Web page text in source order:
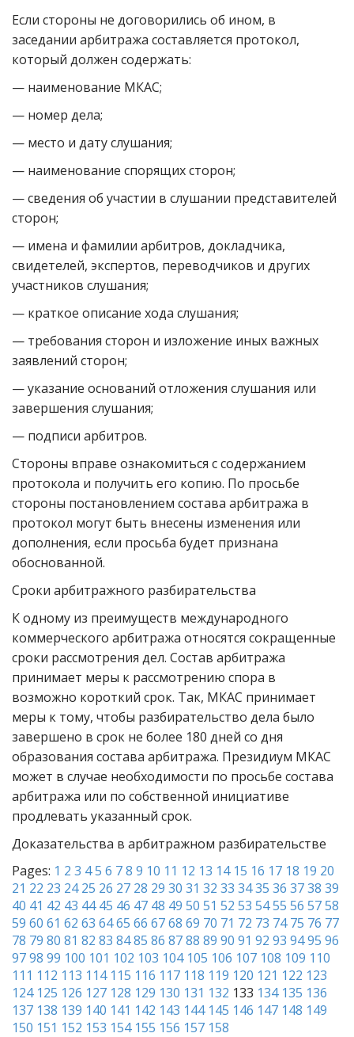
Если стороны не договорились об ином, в
заседании арбитража составляется протокол,
который должен содержать:
— наименование МКАС;
— номер дела;
— место и дату слушания;
— наименование спорящих сторон;
— сведения об участии в слушании представителей
сторон;
— имена и фамилии арбитров, докладчика,
свидетелей, экспертов, переводчиков и других
участников слушания;
— краткое описание хода слушания;
— требования сторон и изложение иных важных
заявлений сторон;
— указание оснований отложения слушания или
завершения слушания;
— подписи арбитров.
Стороны вправе ознакомиться с содержанием
протокола и получить его копию. По просьбе
стороны постановлением состава арбитража в
протокол могут быть внесены изменения или
дополнения, если просьба будет признана
обоснованной.
Сроки арбитражного разбирательства
К одному из преимуществ международного
коммерческого арбитража относятся сокращенные
сроки рассмотрения дел. Состав арбитража
принимает меры к рассмотрению спора в
возможно короткий срок. Так, МКАС принимает
меры к тому, чтобы разбирательство дела было
завершено в срок не более 180 дней со дня
образования состава арбитража. Президиум МКАС
может в случае необходимости по просьбе состава
арбитража или по собственной инициативе
продлевать указанный срок.
Доказательства в арбитражном разбирательстве
Pages: 1 2 3 45 6 78 9 10 11 12 13 14 15 16 17 18 19 20
21 22 23 24 25 26 27 28 29 30 31 32 33 3435 36 3738 39
40 41 42 43 44 45 46 47 48 49 50 51 52 53 5455 56 5758
59 60 61 62 63 6465 66 6768 69 70 71 72 73 74 75 76 77
78 79 80 81 82 83 8485 86 8788 89 90 91 92 93 9495 96
9798 99 100 101 102 103 104 105 106 107 108 109 110
111 112 113 114 115 116 117 118 119 120 121 122 123
124 125 126 127 128 129 130 131 132 133 134 135 136
137 138 139 140 141 142 143 144 145 146 147 148 149
150 151 152 153 154 155 156 157 158